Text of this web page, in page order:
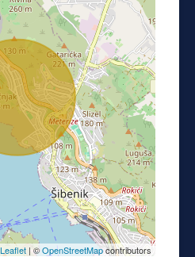
Leaflet | ©OpenStreetMapcontributors